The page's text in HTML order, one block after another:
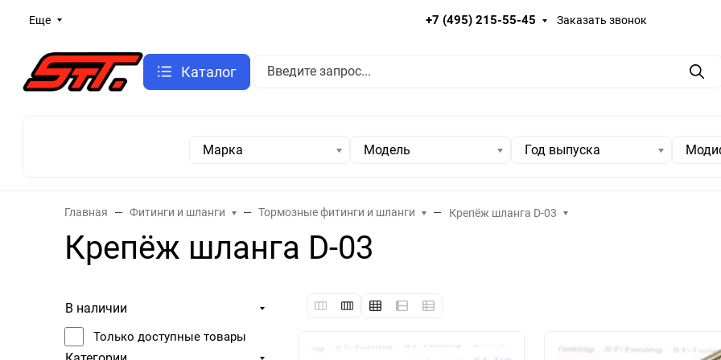
Еще +7 (495) 215-55-45 Заказать звонок
Каталог
Марка Модель Год выпуска
Главная Фитинги и шланги Тормозные фитинги и шланги Крепёж шланга D-03
Крепёж шланга D-03
В наличии
Только доступные товары